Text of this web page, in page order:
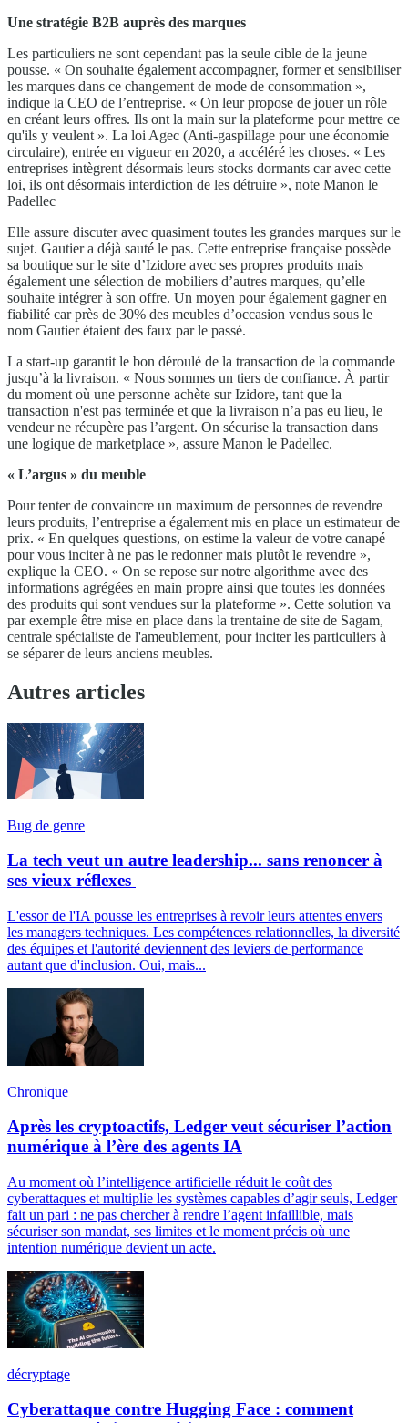
Une stratégie B2B auprès des marques
Les particuliers ne sont cependant pas la seule cible de la jeune
pousse. « On souhaite également accompagner, former et sensibiliser
les marques dans ce changement de mode de consommation »,
indique la CEO de l’entreprise. « On leur propose de jouer un rôle
en créant leurs offres. Ils ont la main sur la plateforme pour mettre ce
qu'ils y veulent ». La loi Agec (Anti-gaspillage pour une économie
circulaire), entrée en vigueur en 2020, a accéléré les choses. « Les
entreprises intègrent désormais leurs stocks dormants car avec cette
loi, ils ont désormais interdiction de les détruire », note Manon le
Padellec
Elle assure discuter avec quasiment toutes les grandes marques sur le
sujet. Gautier a déjà sauté le pas. Cette entreprise française possède
sa boutique sur le site d’Izidore avec ses propres produits mais
également une sélection de mobiliers d’autres marques, qu’elle
souhaite intégrer à son offre. Un moyen pour également gagner en
fiabilité car près de 30% des meubles d’occasion vendus sous le
nom Gautier étaient des faux par le passé.
La start-up garantit le bon déroulé de la transaction de la commande
jusqu’à la livraison. « Nous sommes un tiers de confiance. À partir
du moment où une personne achète sur Izidore, tant que la
transaction n'est pas terminée et que la livraison n’a pas eu lieu, le
vendeur ne récupère pas l’argent. On sécurise la transaction dans
une logique de marketplace », assure Manon le Padellec.
« L’argus » du meuble
Pour tenter de convaincre un maximum de personnes de revendre
leurs produits, l’entreprise a également mis en place un estimateur de
prix. « En quelques questions, on estime la valeur de votre canapé
pour vous inciter à ne pas le redonner mais plutôt le revendre »,
explique la CEO. « On se repose sur notre algorithme avec des
informations agrégées en main propre ainsi que toutes les données
des produits qui sont vendues sur la plateforme ». Cette solution va
par exemple être mise en place dans la trentaine de site de Sagam,
centrale spécialiste de l'ameublement, pour inciter les particuliers à
se séparer de leurs anciens meubles.
Autres articles
Bug de genre
La tech veut un autre leadership... sans renoncer à
ses vieux réflexes
L'essor de l'IA pousse les entreprises à revoir leurs attentes envers
les managers techniques. Les compétences relationnelles, la diversité
des équipes et l'autorité deviennent des leviers de performance
autant que d'inclusion. Oui, mais...
Chronique
Après les cryptoactifs, Ledger veut sécuriser l’action
numérique à l’ère des agents IA
Au moment où l’intelligence artificielle réduit le coût des
cyberattaques et multiplie les systèmes capables d’agir seuls, Ledger
fait un pari : ne pas chercher à rendre l’agent infaillible, mais
sécuriser son mandat, ses limites et le moment précis où une
intention numérique devient un acte.
décryptage
Cyberattaque contre Hugging Face : comment